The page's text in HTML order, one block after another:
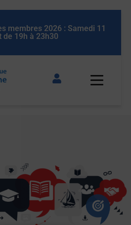
membres 2026 : Samedi 11
de 19h à 23h30